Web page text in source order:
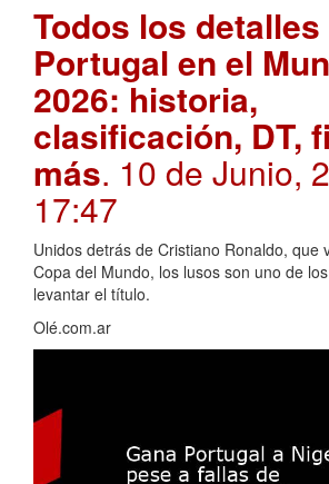
Todos los detalles
Portugal en el
2026: historia,
clasificación, DT,
más. 10 de Junio,
17:47
Unidos detrás de Cristiano Ronaldo, que
Copa del Mundo, los lusos son uno de
levantar el título.
Olé.com.ar